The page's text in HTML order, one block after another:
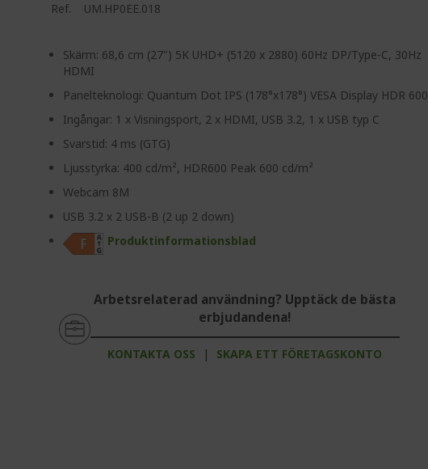
Ref. UM.HP0EE.018
Skärm: 68,6 cm (27") 5K UHD+ (5120 x 2880) 60Hz DP/Type-C, 30Hz
HDMI
Panelteknologi: Quantum Dot IPS (178°x178°) VESA Display HDR 600
Ingångar: 1 x Visningsport, 2 x HDMI, USB 3.2, 1 x USB typ C
Svarstid: 4 ms (GTG)
Ljusstyrka: 400 cd/m², HDR600 Peak 600 cd/m²
Webcam 8M
USB 3.2 x 2 USB-B (2 up 2 down)
Produktinformationsblad
Arbetsrelaterad användning? Upptäck de bästa
erbjudandena!
KONTAKTA OSS | SKAPA ETT FÖRETAGSKONTO